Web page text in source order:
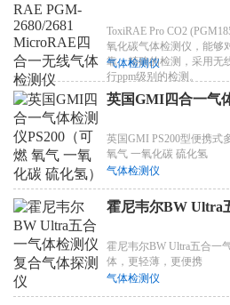
ToxiRAE Pro CO2
氧化碳气体检测仪，能够
靠、精确的检测，采用无
行ppm级别的检测。
气体检测仪
英国GMI四合一气
英国GMI PS200型便携式
氧气 一氧化碳 硫化氢
气体检测仪
霍尼韦尔BW Ultra
霍尼韦尔BW Ultra五合一
体，更轻薄，更便携
气体检测仪